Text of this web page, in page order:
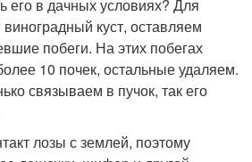
его в дачных условиях? Для
куст, оставляем
побеги. На этих побегах
10 почек, остальные удаляем.
связываем в пучок, так его
лозы с землей, поэтому